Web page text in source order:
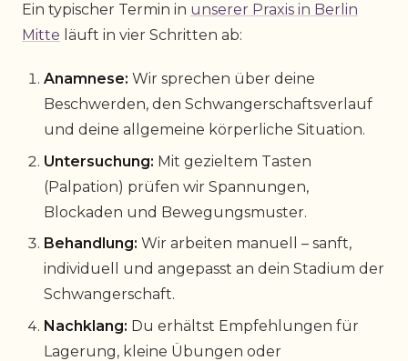
Ein typischer Termin in unserer Praxis in Berlin
Mitte läuft in vier Schritten ab:
Anamnese: Wir sprechen über deine
Beschwerden, den Schwangerschaftsverlauf
und deine allgemeine körperliche Situation.
Untersuchung: Mit gezieltem Tasten
(Palpation) prüfen wir Spannungen,
Blockaden und Bewegungsmuster.
Behandlung: Wir arbeiten manuell – sanft,
individuell und angepasst an dein Stadium der
Schwangerschaft.
Nachklang: Du erhältst Empfehlungen für
Lagerung, kleine Übungen oder